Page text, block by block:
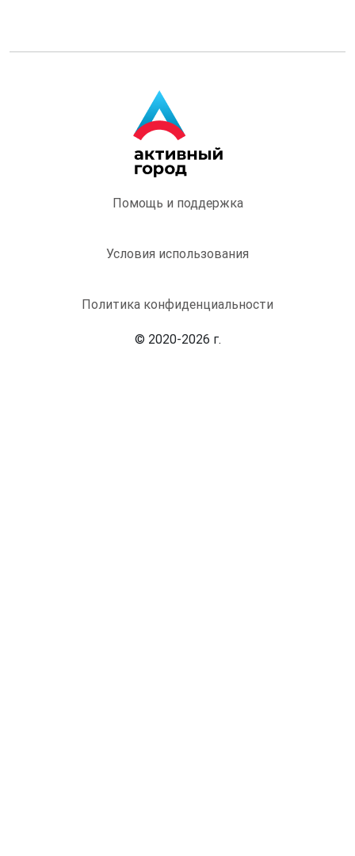
Помощь и поддержка
Условия использования
Политика конфиденциальности
© 2020-2026 г.